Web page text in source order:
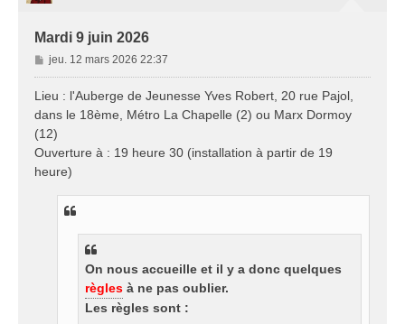
Mardi 9 juin 2026
M
e
a
g
e
jeu. 12 mars 2026 22:37
Lieu : l'Auberge de Jeunesse Yves Robert, 20 rue Pajol,
dans le 18ème, Métro La Chapelle (2) ou Marx Dormoy
(12)
Ouverture à : 19 heure 30 (installation à partir de 19
heure)
On nous accueille et il y a donc quelques
règles à ne pas oublier.
Les règles sont :